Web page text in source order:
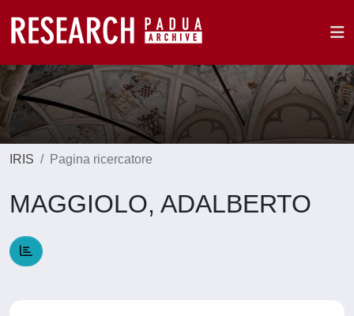
IRIS Pagina ricercatore
MAGGIOLO, ADALBERTO